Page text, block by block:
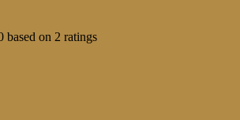
based on 2 ratings